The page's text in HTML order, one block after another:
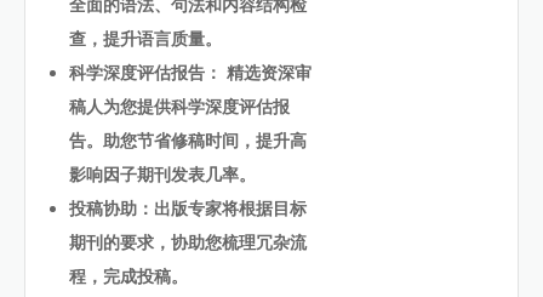
查，提升语言质量。
科学深度评估报告： 精选资深审
稿人为您提供科学深度评估报
告。助您节省修稿时间，提升高
影响因子期刊发表几率。
投稿协助：出版专家将根据目标
期刊的要求，协助您梳理冗杂流
程，完成投稿。